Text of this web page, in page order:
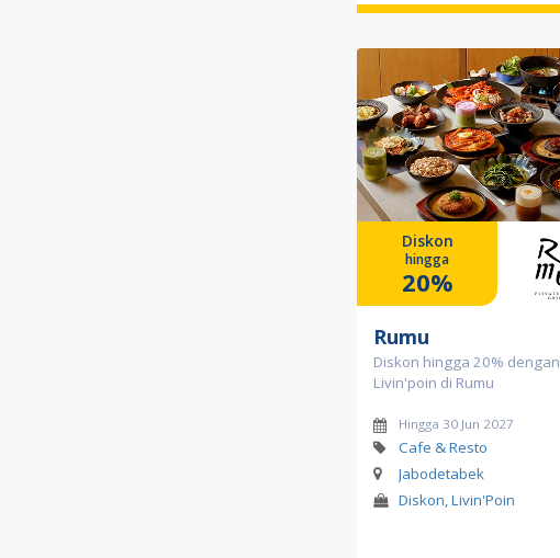
Diskon
hingga
20%
Rumu
Diskon hingga 20% dengan
Livin'poin di Rumu
Hingga 30 Jun 2027
Cafe & Resto
Jabodetabek
Diskon, Livin'Poin